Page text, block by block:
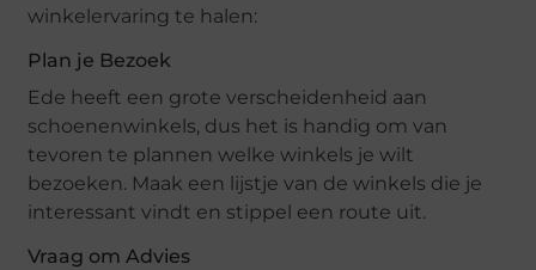
winkelervaring te halen:
Plan je Bezoek
Ede heeft een grote verscheidenheid aan
schoenenwinkels, dus het is handig om van
tevoren te plannen welke winkels je wilt
bezoeken. Maak een lijstje van de winkels die je
interessant vindt en stippel een route uit.
Vraag om Advies